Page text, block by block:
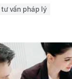
tư vấn pháp lý